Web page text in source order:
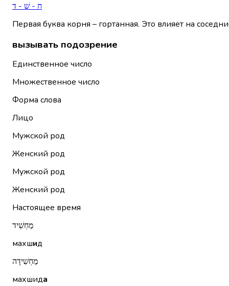
ח - שׁ - ד
Первая буква корня – гортанная. Это влияет на
вызывать подозрение
Единственное число
Множественное число
Форма слова
Лицо
Мужской род
Женский род
Мужской род
Женский род
Настоящее время
מַחְשִׁיד
махшид
מַחְשִׁידָה
махшида